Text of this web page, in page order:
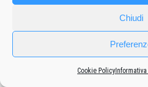
Chiudi
Cookie Policy
Approntare un viaggio così lungo con
monomotore ad elica, non fu cosa di
alla trasvolata atlantica dimostrazioni
formazione, allietando il pubblico di